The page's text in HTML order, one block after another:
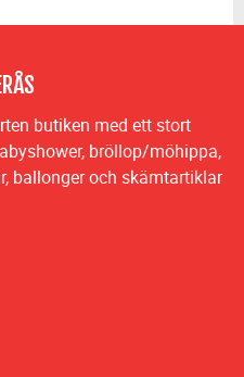
butiken med ett stort
bröllop/möhippa,
ballonger och skämtartiklar